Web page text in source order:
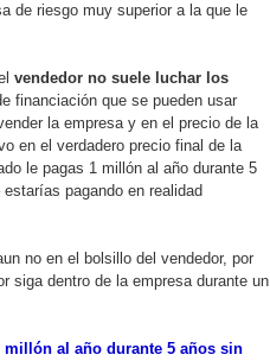
de riesgo muy superior a la que le
vendedor no suele luchar los
financiación que se pueden usar
la empresa y en el precio de la
en el verdadero precio final de la
le pagas 1 millón al año durante 5
pagando en realidad
no en el bolsillo del vendedor, por
siga dentro de la empresa durante un
al año durante 5 años sin